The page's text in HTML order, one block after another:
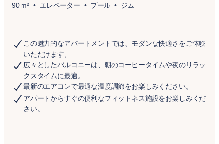
90 m² エレベーター プール ジム
この魅力的なアパートメントでは、モダンな快適さをご体験
いただけます。
広々としたバルコニーは、朝のコーヒータイムや夜のリラッ
クスタイムに最適。
最新のエアコンで最適な温度調節をお楽しみください。
アパートからすぐの便利なフィットネス施設をお楽しみくだ
さい。